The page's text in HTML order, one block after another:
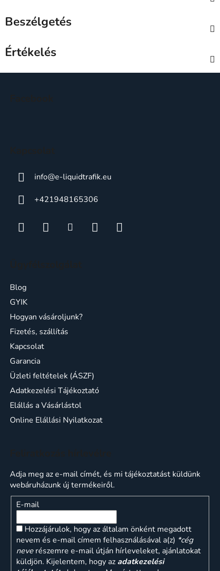
Beszélgetés
Értékelés
info@e-liquidtrafik.eu
+421948165306
Blog
GYIK
Hogyan vásároljunk?
Fizetés, szállítás
Kapcsolat
Garancia
Üzleti feltételek (ÁSZF)
Adatkezelési Tájékoztató
Elállás a Vásárlástol
Online Elállási Nyilatkozat
Adja meg az e-mail címét, és mi tájékoztatást küldünk
webáruházunk új termékeiről.
E-mail
Hozzájárulok, hogy az általam önként megadott
nevem és e-mail címem felhasználásával a(z) *cég
neve részemre e-mail útján hírleveleket, ajánlatokat
küldjön. Kijelentem, hogy az adatkezelési